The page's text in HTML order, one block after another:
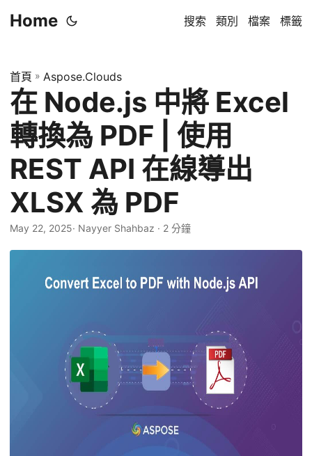
Home 搜索 類別 檔案 標籤
首頁 » Aspose.Clouds
在 Node.js 中將 Excel
轉換為 PDF | 使用
REST API 在線導出
XLSX 為 PDF
May 22, 2025· Nayyer Shahbaz · 2 分鐘